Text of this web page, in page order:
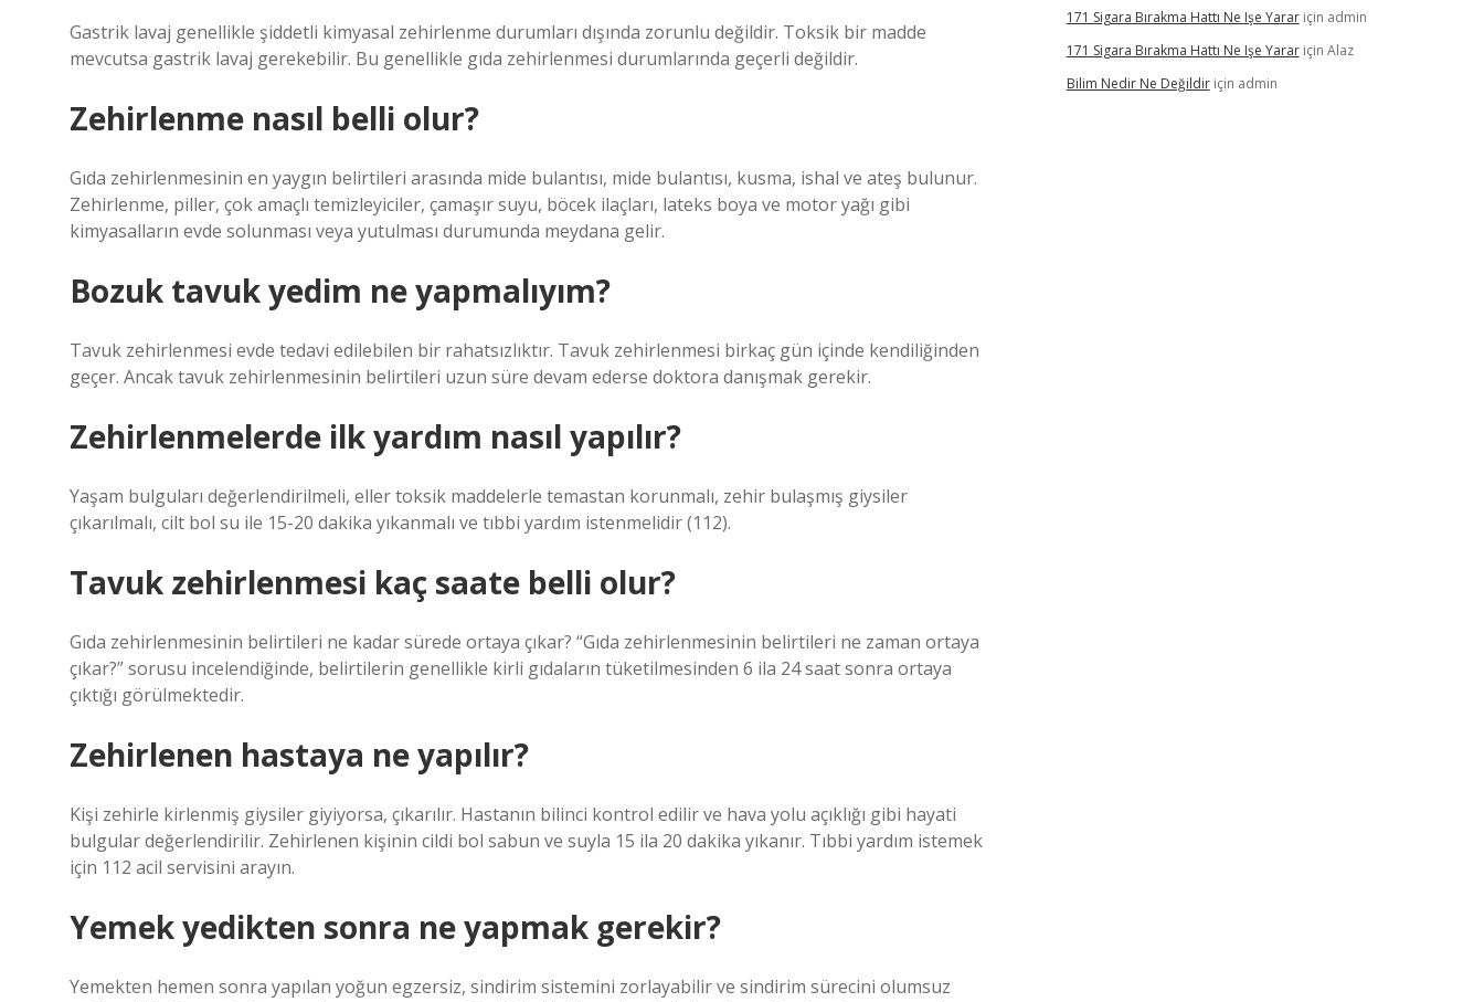
Gastrik lavaj genellikle şiddetli kimyasal zehirlenme durumları dışında zorunlu değildir. Toksik bir madde
mevcutsa gastrik lavaj gerekebilir. Bu genellikle gıda zehirlenmesi durumlarında geçerli değildir.
Zehirlenme nasıl belli olur?
Gıda zehirlenmesinin en yaygın belirtileri arasında mide bulantısı, mide bulantısı, kusma, ishal ve ateş bulunur.
Zehirlenme, piller, çok amaçlı temizleyiciler, çamaşır suyu, böcek ilaçları, lateks boya ve motor yağı gibi
kimyasalların evde solunması veya yutulması durumunda meydana gelir.
Bozuk tavuk yedim ne yapmalıyım?
Tavuk zehirlenmesi evde tedavi edilebilen bir rahatsızlıktır. Tavuk zehirlenmesi birkaç gün içinde kendiliğinden
geçer. Ancak tavuk zehirlenmesinin belirtileri uzun süre devam ederse doktora danışmak gerekir.
Zehirlenmelerde ilk yardım nasıl yapılır?
Yaşam bulguları değerlendirilmeli, eller toksik maddelerle temastan korunmalı, zehir bulaşmış giysiler
çıkarılmalı, cilt bol su ile 15-20 dakika yıkanmalı ve tıbbi yardım istenmelidir (112).
Tavuk zehirlenmesi kaç saate belli olur?
Gıda zehirlenmesinin belirtileri ne kadar sürede ortaya çıkar? “Gıda zehirlenmesinin belirtileri ne zaman ortaya
çıkar?” sorusu incelendiğinde, belirtilerin genellikle kirli gıdaların tüketilmesinden 6 ila 24 saat sonra ortaya
çıktığı görülmektedir.
Zehirlenen hastaya ne yapılır?
Kişi zehirle kirlenmiş giysiler giyiyorsa, çıkarılır. Hastanın bilinci kontrol edilir ve hava yolu açıklığı gibi hayati
bulgular değerlendirilir. Zehirlenen kişinin cildi bol sabun ve suyla 15 ila 20 dakika yıkanır. Tıbbi yardım istemek
için 112 acil servisini arayın.
Yemek yedikten sonra ne yapmak gerekir?
Yemekten hemen sonra yapılan yoğun egzersiz, sindirim sistemini zorlayabilir ve sindirim sürecini olumsuz
171 Sigara Bırakma Hattı Ne Işe Yarariçin admin
171 Sigara Bırakma Hattı Ne Işe Yarariçin Alaz
Bilim Nedir Ne Değildiriçin admin